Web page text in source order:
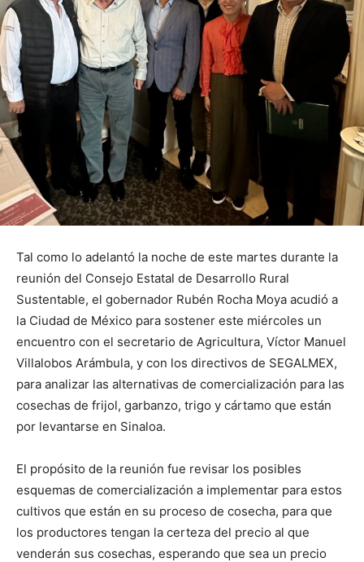
Tal como lo adelantó la noche de este martes durante la
reunión del Consejo Estatal de Desarrollo Rural
Sustentable, el gobernador Rubén Rocha Moya acudió a
la Ciudad de México para sostener este miércoles un
encuentro con el secretario de Agricultura, Víctor Manuel
Villalobos Arámbula, y con los directivos de SEGALMEX,
para analizar las alternativas de comercialización para las
cosechas de frijol, garbanzo, trigo y cártamo que están
por levantarse en Sinaloa.
El propósito de la reunión fue revisar los posibles
esquemas de comercialización a implementar para estos
cultivos que están en su proceso de cosecha, para que
los productores tengan la certeza del precio al que
venderán sus cosechas, esperando que sea un precio